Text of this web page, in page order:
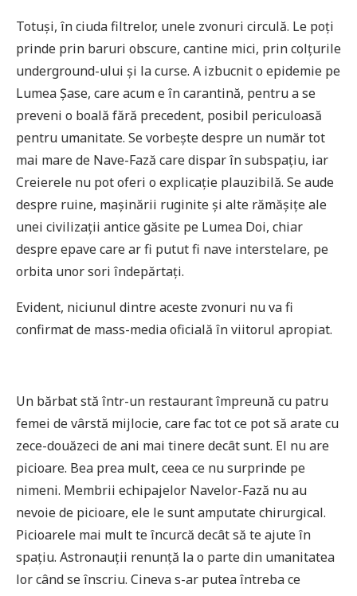
Totuși, în ciuda filtrelor, unele zvonuri circulă. Le poți
prinde prin baruri obscure, cantine mici, prin colțurile
underground-ului și la curse. A izbucnit o epidemie pe
Lumea Șase, care acum e în carantină, pentru a se
preveni o boală fără precedent, posibil periculoasă
pentru umanitate. Se vorbește despre un număr tot
mai mare de Nave-Fază care dispar în subspațiu, iar
Creierele nu pot oferi o explicație plauzibilă. Se aude
despre ruine, mașinării ruginite și alte rămășițe ale
unei civilizații antice găsite pe Lumea Doi, chiar
despre epave care ar fi putut fi nave interstelare, pe
orbita unor sori îndepărtați.
Evident, niciunul dintre aceste zvonuri nu va fi
confirmat de mass-media oficială în viitorul apropiat.
Un bărbat stă într-un restaurant împreună cu patru
femei de vârstă mijlocie, care fac tot ce pot să arate cu
zece-douăzeci de ani mai tinere decât sunt. El nu are
picioare. Bea prea mult, ceea ce nu surprinde pe
nimeni. Membrii echipajelor Navelor-Fază nu au
nevoie de picioare, ele le sunt amputate chirurgical.
Picioarele mai mult te încurcă decât să te ajute în
spațiu. Astronauții renunță la o parte din umanitatea
lor când se înscriu. Cineva s-ar putea întreba ce